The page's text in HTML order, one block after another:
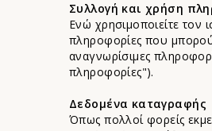
Συλλογή και χρήση
Ενώ χρησιμοποιείτε τον
πληροφορίες που
αναγνωρίσιμες
πληροφορίες").
Δεδομένα καταγραφής
Όπως πολλοί φορείς